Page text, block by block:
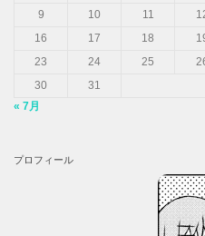
9
10 11
16
17 18
23
24 25
30
31
« 7月
プロフィール